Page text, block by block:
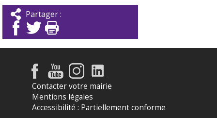
Partager :
Contacter votre mairie
Mentions légales
Accessibilité : Partiellement conforme